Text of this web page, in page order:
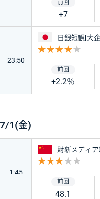
+7
23:50
日本
日銀短観[大
+2.2％
7/1(金)
1:45
中国
財新メディ
48.1